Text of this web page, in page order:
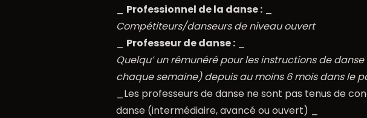
Professionnel de la danse :
Compétiteurs/danseurs de niveau ouvert
Professeur de danse :
Quelqu’ un rémunéré pour les instructions de
chaque semaine) depuis au moins 6 mois dans le
_Les professeurs de danse ne sont pas tenus de
danse (intermédiaire, avancé ou ouvert) _